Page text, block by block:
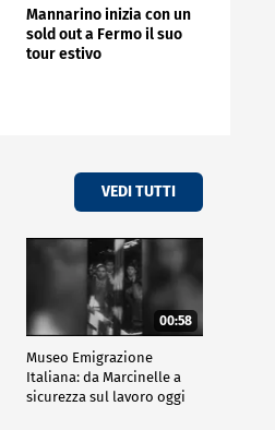
Mannarino inizia con un
sold out a Fermo il suo
tour estivo
VEDI TUTTI
00:58
Museo Emigrazione
Italiana: da Marcinelle a
sicurezza sul lavoro oggi